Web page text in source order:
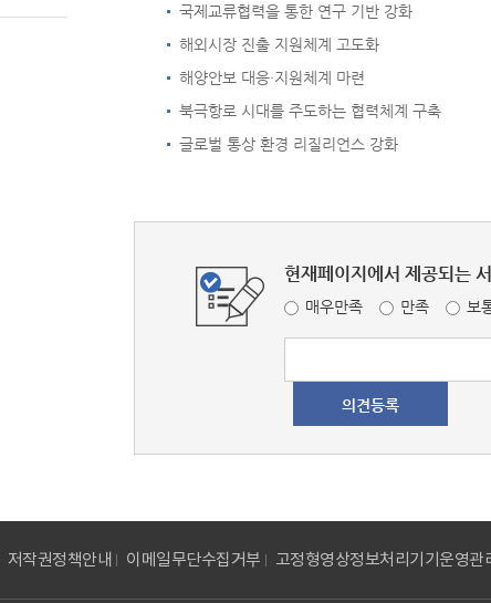
국제교류협력을 통한 연구 기반 강화
해외시장 진출 지원체계 고도화
해양안보 대응·지원체계 마련
북극항로 시대를 주도하는 협력체계 구축
글로벌 통상 환경 리질리언스 강화
현재페이지에서 제공되는
매우만족 만족 보
저작권정책안내 이메일무단수집거부 고정형영상정보처리기기운영관